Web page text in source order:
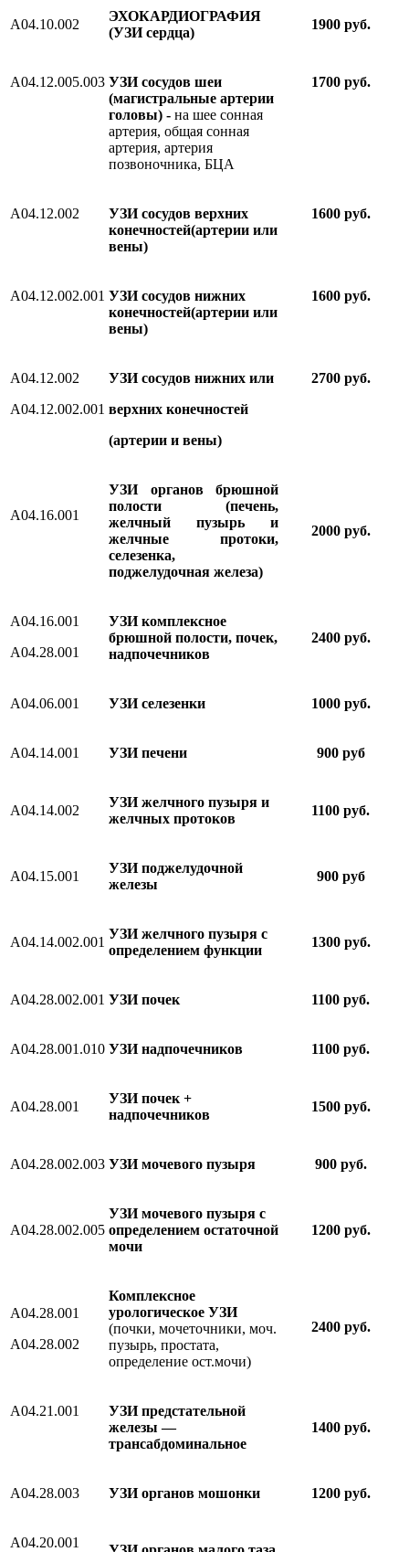
А04.10.002
ЭХОКАРДИОГРАФИЯ
(УЗИ сердца)
1900 руб.
А04.12.005.003 УЗИ сосудов шеи
(магистральные артерии
головы) - на шее сонная
артерия, общая сонная
артерия, артерия
позвоночника, БЦА
1700 руб.
А04.12.002
УЗИ сосудов верхних
конечностей(артерии или
вены)
1600 руб.
А04.12.002.001 УЗИ сосудов нижних
конечностей(артерии или
вены)
1600 руб.
А04.12.002
А04.12.002.001
УЗИ сосудов нижних или
верхних конечностей
(артерии и вены)
2700 руб.
A04.16.001
УЗИ органов брюшной
полости (печень,
желчный пузырь и
желчные протоки,
селезенка,
поджелудочная железа)
2000 руб.
A04.16.001
А04.28.001
УЗИ комплексное
брюшной полости, почек,
надпочечников
2400 руб.
A04.06.001 УЗИ селезенки 1000 руб.
А04.14.001 УЗИ печени 900 руб
A04.14.002
УЗИ желчного пузыря и
желчных протоков
1100 руб.
А04.15.001
УЗИ поджелудочной
железы
900 руб
A04.14.002.001
УЗИ желчного пузыря с
определением функции
1300 руб.
А04.28.002.001 УЗИ почек 1100 руб.
A04.28.001.010 УЗИ надпочечников 1100 руб.
A04.28.001
УЗИ почек +
надпочечников
1500 руб.
A04.28.002.003 УЗИ мочевого пузыря 900 руб.
A04.28.002.005
УЗИ мочевого пузыря с
определением остаточной
мочи
1200 руб.
A04.28.001
A04.28.002
Комплексное
урологическое УЗИ
(почки, мочеточники, моч.
пузырь, простата,
определение ост.мочи)
2400 руб.
A04.21.001
УЗИ предстательной
железы —
трансабдоминальное
1400 руб.
A04.28.003 УЗИ органов мошонки 1200 руб.
A04.20.001